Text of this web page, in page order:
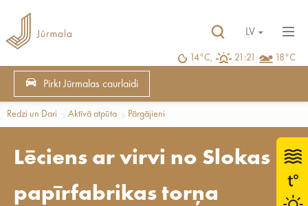
14°C, 21:21 18°C
LV
Pirkt Jūrmalas caurlaidi
Redzi un Dari Aktīvā atpūta Pārgājieni
Lēciens ar virvi no Slokas
papīrfabrikas torņa